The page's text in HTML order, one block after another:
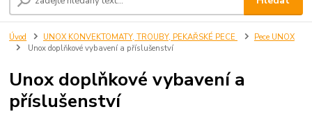
Úvod UNOX KONVEKTOMATY, TROUBY, PEKAŘSKÉ PECE
Pece UNOX
Unox doplňkové vybavení a příslušenství
Unox doplňkové vybavení a
příslušenství